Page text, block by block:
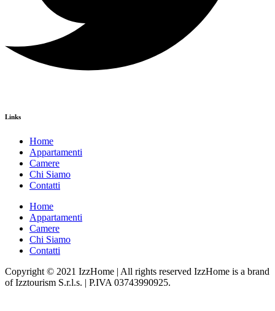
Links
Home
Appartamenti
Camere
Chi Siamo
Contatti
Home
Appartamenti
Camere
Chi Siamo
Contatti
Copyright © 2021 IzzHome | All rights reserved IzzHome is a brand
of Izztourism S.r.l.s. | P.IVA 03743990925.